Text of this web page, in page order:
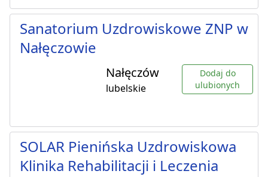
Sanatorium Uzdrowiskowe ZNP w
Nałęczowie
Nałęczów
lubelskie
Dodaj do
ulubionych
SOLAR Pienińska Uzdrowiskowa
Klinika Rehabilitacji i Leczenia